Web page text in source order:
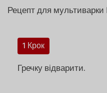
Рецепт для мультиварки
1 Крок
Гречку відварити.